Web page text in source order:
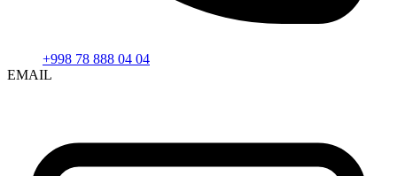
+998 78 888 04 04
EMAIL